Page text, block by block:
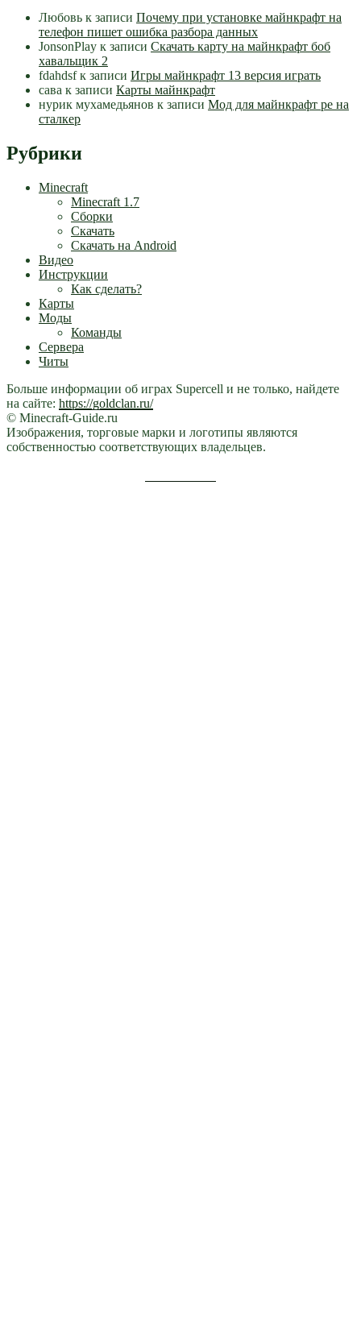
Любовь к записи Почему при установке майнкрафт на
телефон пишет ошибка разбора данных
JonsonPlay к записи Скачать карту на майнкрафт боб
хавальщик 2
fdahdsfк записи Игры майнкрафт 13 версия играть
сава к записи Карты майнкрафт
нурик мухамедьянов к записи Мод для майнкрафт pe на
сталкер
Рубрики
Minecraft
Minecraft 1.7
Сборки
Скачать
Скачать на Android
Видео
Инструкции
Как сделать?
Карты
Моды
Команды
Сервера
Читы
Больше информации об играх Supercell и не только, найдете
на сайте: https://goldclan.ru/
© Minecraft-Guide.ru
Изображения, торговые марки и логотипы являются
собственностью соответствующих владельцев.